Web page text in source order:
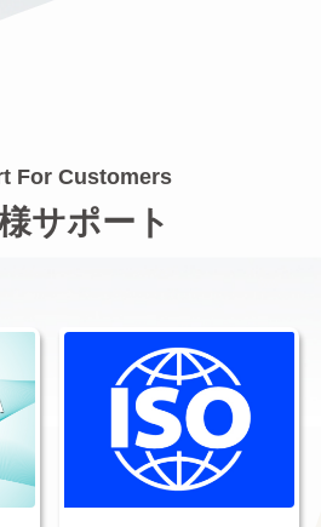
For Customers
サポート